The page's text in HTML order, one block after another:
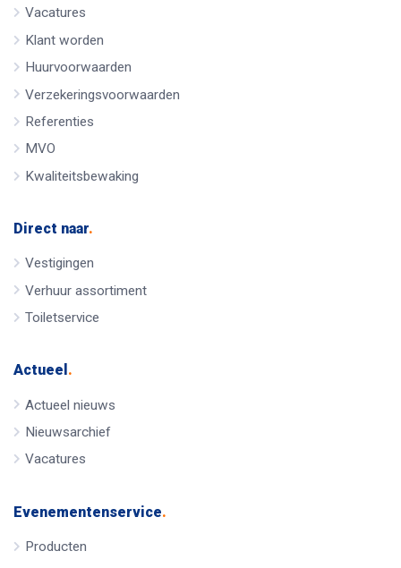
Vacatures
Klant worden
Huurvoorwaarden
Verzekeringsvoorwaarden
Referenties
MVO
Kwaliteitsbewaking
Direct naar.
Vestigingen
Verhuur assortiment
Toiletservice
Actueel .
Actueel nieuws
Nieuwsarchief
Vacatures
Evenementenservice.
Producten